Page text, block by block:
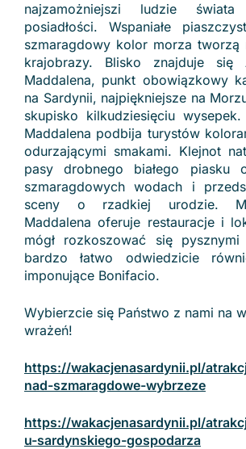
najzamożniejszi ludzie
posiadłości. Wspaniałe
szmaragdowy kolor morza tworzą
krajobrazy. Blisko znajduje się
Maddalena, punkt obowiązkowy
na Sardynii, najpiękniejsze na
skupisko kilkudziesięciu
Maddalena podbija turystów
odurzającymi smakami. Klejnot
pasy drobnego białego piasku
szmaragdowych wodach i
sceny o rzadkiej urodzie.
Maddalena oferuje restauracje i
mógł rozkoszować się
bardzo łatwo odwiedzicie
imponujące Bonifacio.
Wybierzcie się Państwo z nami na
wrażeń!
https://wakacjenasardynii.pl/
nad-szmaragdowe-wybrzeze
https://wakacjenasardynii.pl/
u-sardynskiego-gospodarza